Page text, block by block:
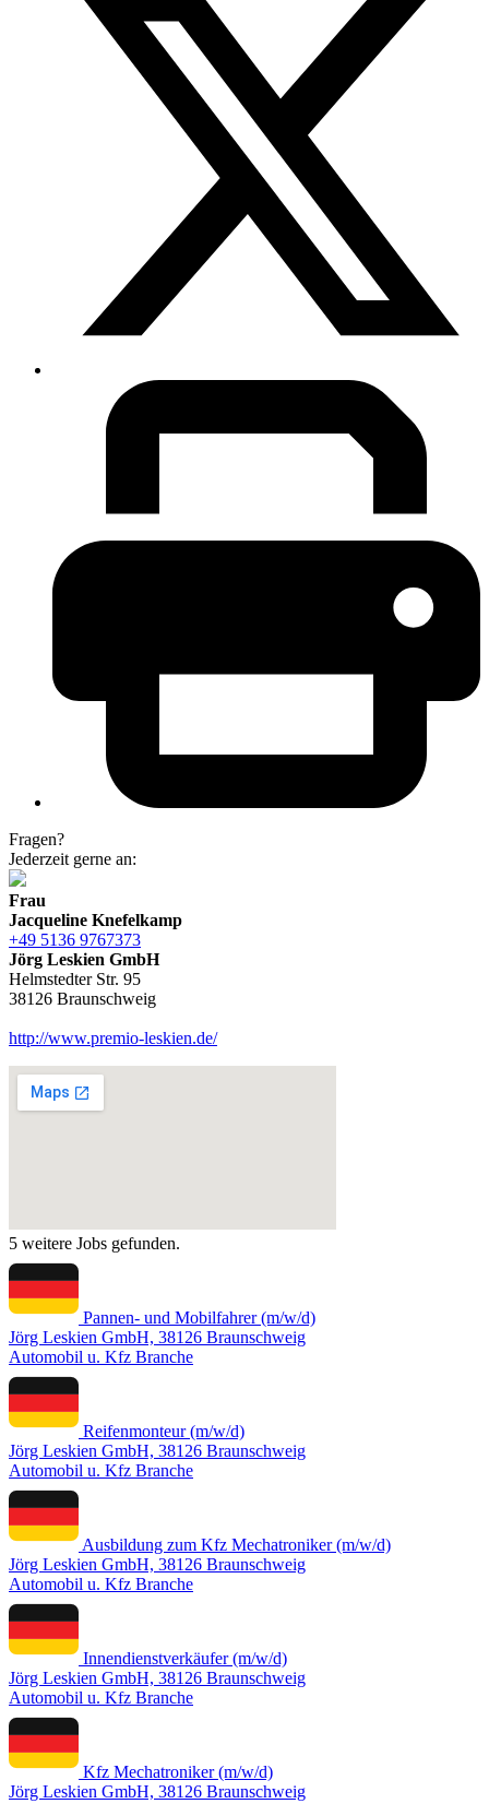
Fragen?
Jederzeit gerne an:
Frau
Jacqueline Knefelkamp
+49 5136 9767373
Jörg Leskien GmbH
Helmstedter Str. 95
38126 Braunschweig
http://www.premio-leskien.de/
5 weitere Jobs gefunden.
Pannen- und Mobilfahrer (m/w/d)
Jörg Leskien GmbH, 38126 Braunschweig
Automobil u. Kfz Branche
Reifenmonteur (m/w/d)
Jörg Leskien GmbH, 38126 Braunschweig
Automobil u. Kfz Branche
Ausbildung zum Kfz Mechatroniker (m/w/d)
Jörg Leskien GmbH, 38126 Braunschweig
Automobil u. Kfz Branche
Innendienstverkäufer (m/w/d)
Jörg Leskien GmbH, 38126 Braunschweig
Automobil u. Kfz Branche
Kfz Mechatroniker (m/w/d)
Jörg Leskien GmbH, 38126 Braunschweig